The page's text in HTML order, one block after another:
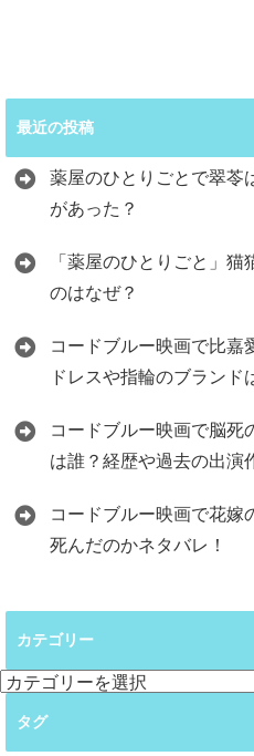
最近の投稿
薬屋のひとりごとで翠苓
があった？
「薬屋のひとりごと」
のはなぜ？
コードブルー映画で比嘉
ドレスや指輪のブランド
コードブルー映画で脳死
は誰？経歴や過去の出演
コードブルー映画で花嫁
死んだのかネタバレ！
カテゴリー
カ
リ
タグ